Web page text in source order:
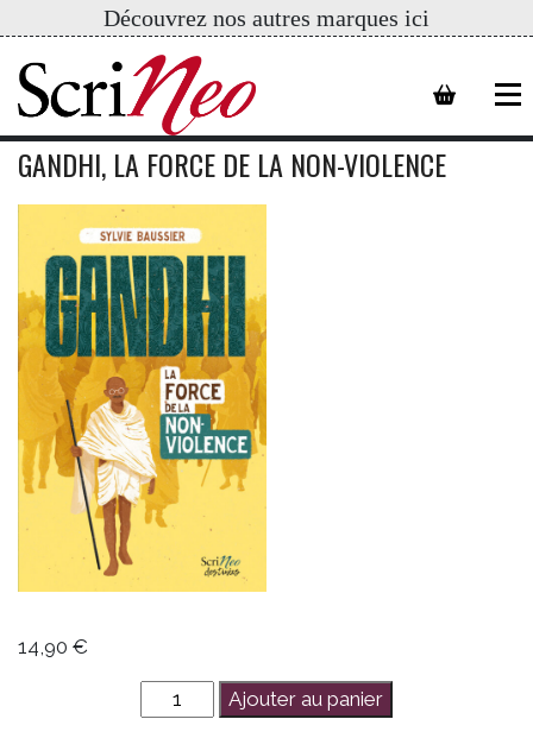
Découvrez nos autres marques ici
GANDHI, LA FORCE DE LA NON-VIOLENCE
14,90 €
quantité
de
Ajouter au panier